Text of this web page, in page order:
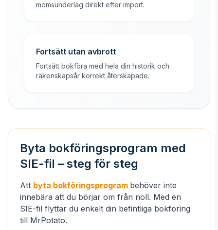
momsunderlag direkt efter import.
Fortsätt utan avbrott
Fortsätt bokföra med hela din historik och
räkenskapsår korrekt återskapade.
Byta bokföringsprogram med
SIE-fil – steg för steg
Att byta bokföringsprogram behöver inte
innebära att du börjar om från noll. Med en
SIE-fil flyttar du enkelt din befintliga bokföring
till MrPotato.